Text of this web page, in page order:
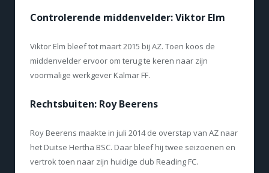
Controlerende middenvelder: Viktor Elm
Viktor Elm bleef tot maart 2015 bij AZ. Toen koos de
middenvelder ervoor om terug te keren naar zijn
voormalige werkgever Kalmar FF.
Rechtsbuiten: Roy Beerens
Roy Beerens maakte in juli 2014 de overstap van AZ naar
het Duitse Hertha BSC. Daar bleef hij twee seizoenen en
vertrok toen naar zijn huidige club Reading FC.